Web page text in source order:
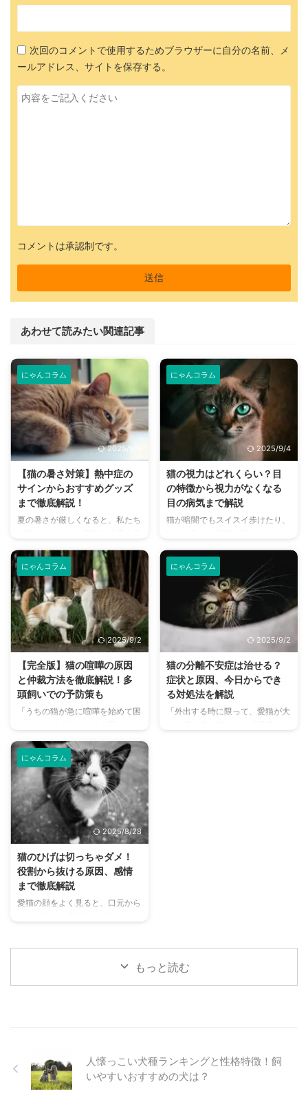
次回のコメントで使用するためブラウザーに自分の名前、メ
ールアドレス、サイトを保存する。
コメントは承認制です。
あわせて読みたい関連記事
にゃんコラム
2025/9/9
【猫の暑さ対策】熱中症の
サインからおすすめグッズ
まで徹底解説！
夏の暑さが厳しくなると、私たち
になりますよね。特に猫は汗腺が
少なく、人間のように汗をかいて
体温を調節することが苦手なた
め、熱中症になりやすい動物で
す。 この記事では、猫の熱中症
の初期サインから、エアコンを使
わずにできる効果的な暑さ対策、
快適に過ごせるひんやりグッズの
選び方まで、詳しく解説します。
さらに、留守番中の注意点や、猫
が本当に喜ぶ暑さ対策について、
当メディアの編集部が実際に試し
た体験談もご紹介します。この記
夏を過ごせるように、今からでき
る ...
にゃんコラム
2025/9/4
猫の視力はどれくらい？目
の特徴から視力がなくなる
目の病気まで解説
猫が暗闇でもスイスイ歩けたり、
姿を見て、「猫の目ってどうなっ
ているんだろう？」と不思議に思
ったことはありませんか？ 猫の
目は、人間とは異なる独自の能力
を持っており、狩りをする上で非
常に重要な役割を果たしていま
す。 この記事では、猫の視力や
目の構造、人間と比べて優れた点
や劣っている点について詳しく解
説します。 さらに、猫の目が見
えなくなる原因や、目の病気、行
動の変化から異変に気づく方法ま
でを分かりやすくお伝えします。
にゃんコラム
2025/9/2
【完全版】猫の喧嘩の原因
と仲裁方法を徹底解説！多
頭飼いでの予防策も
「うちの猫が急に喧嘩を始めて困
の？」など、多頭飼いの家庭では
猫同士の喧嘩はつきものです。し
かし、ただのじゃれ合いだと思っ
ていたら、実は深刻なサインかも
しれません。 この記事では、猫
が喧嘩をする本当の理由から、状
況に応じた正しい仲裁方法、そし
て喧嘩を未然に防ぐための多頭飼
いのコツまで、初心者にもわかり
やすく解説します。 愛猫たちが
安心して暮らせる環境づくりのヒ
ントを見つけて、猫との生活をよ
り幸せなものにしましょう。 目
のじ ...
にゃんコラム
2025/9/2
猫の分離不安症は治せる？
症状と原因、今日からでき
る対処法を解説
「外出する時に限って、愛猫が大
にゃんコラム
2025/8/28
猫のひげは切っちゃダメ！
役割から抜ける原因、感情
まで徹底解説
愛猫の顔をよく見ると、口元から
要な役割を担う器官です。もし、
猫のひげを切ってしまったらどう
する疑問をすべて解決していきま
す。 目次猫のひげは重要なセン
サー！その役割と特徴猫のひげが
もっと読む
人懐っこい犬種ランキングと性格特徴！飼
いやすいおすすめの犬は？